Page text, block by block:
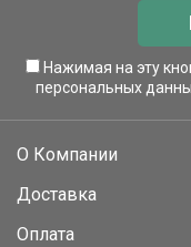
Нажимая на эту
персональных
О Компании
Доставка
Оплата